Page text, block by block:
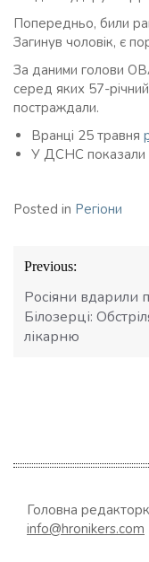
Попередньо, били
Загинув чоловік, є
За даними голови
серед яких 57-річний
постраждали.
Вранці 25 травня
У ДСНС показали
Posted in Регіони
Навігація
записів
Previous:
Росіяни вдарили
Білозерці:
лікарню
Головна
info@hronikers.com